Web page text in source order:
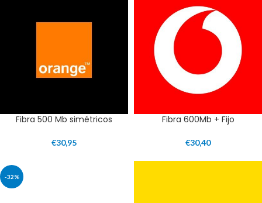
Fibra 500 Mb simétricos
€30,95
Fibra 600Mb + Fijo
€30,40
-32%